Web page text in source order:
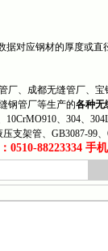
据对应钢材的厚度或直
、成都无缝管厂、宝
钢管厂等生产的各种无
、304、
支架管、GB3087-99
0510-88223334 手